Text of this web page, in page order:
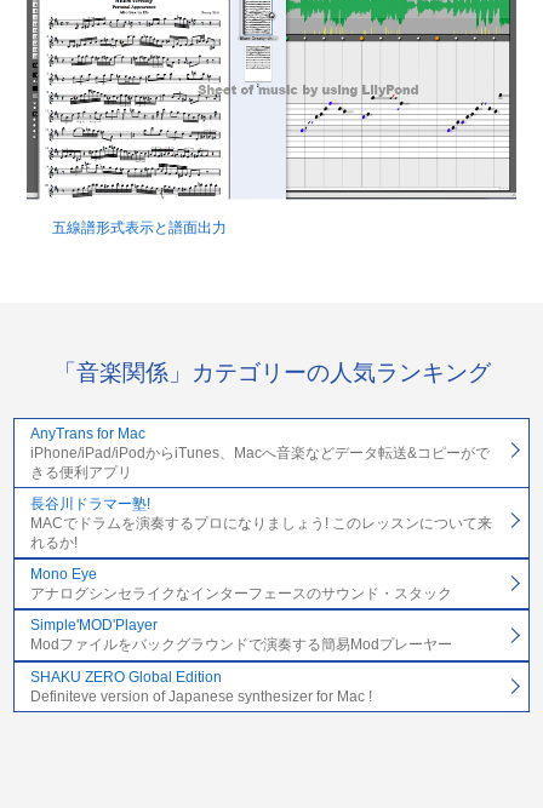
五線譜形式表示と譜面出力
「音楽関係」カテゴリーの人気ランキング
AnyTrans for Mac
iPhone/iPad/iPodからiTunes、Macへ音楽などデータ転送&コピーがで
きる便利アプリ
長谷川ドラマー塾!
MACでドラムを演奏するプロになりましょう! このレッスンについて来
れるか!
Mono Eye
アナログシンセライクなインターフェースのサウンド・スタック
Simple'MOD'Player
Modファイルをバックグラウンドで演奏する簡易Modプレーヤー
SHAKU ZERO Global Edition
Definiteve version of Japanese synthesizer for Mac !